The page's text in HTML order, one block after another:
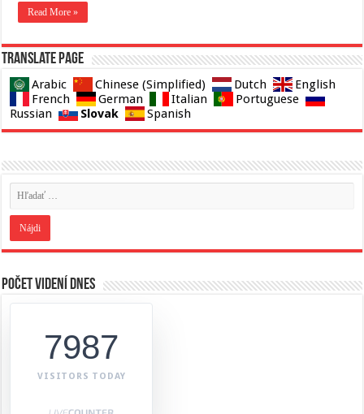
Read More »
Translate page
Arabic Chinese (Simplified) Dutch
English
French
German Italian
Portuguese
Russian
Slovak Spanish
Počet videní dnes
7987
VISITORS TODAY